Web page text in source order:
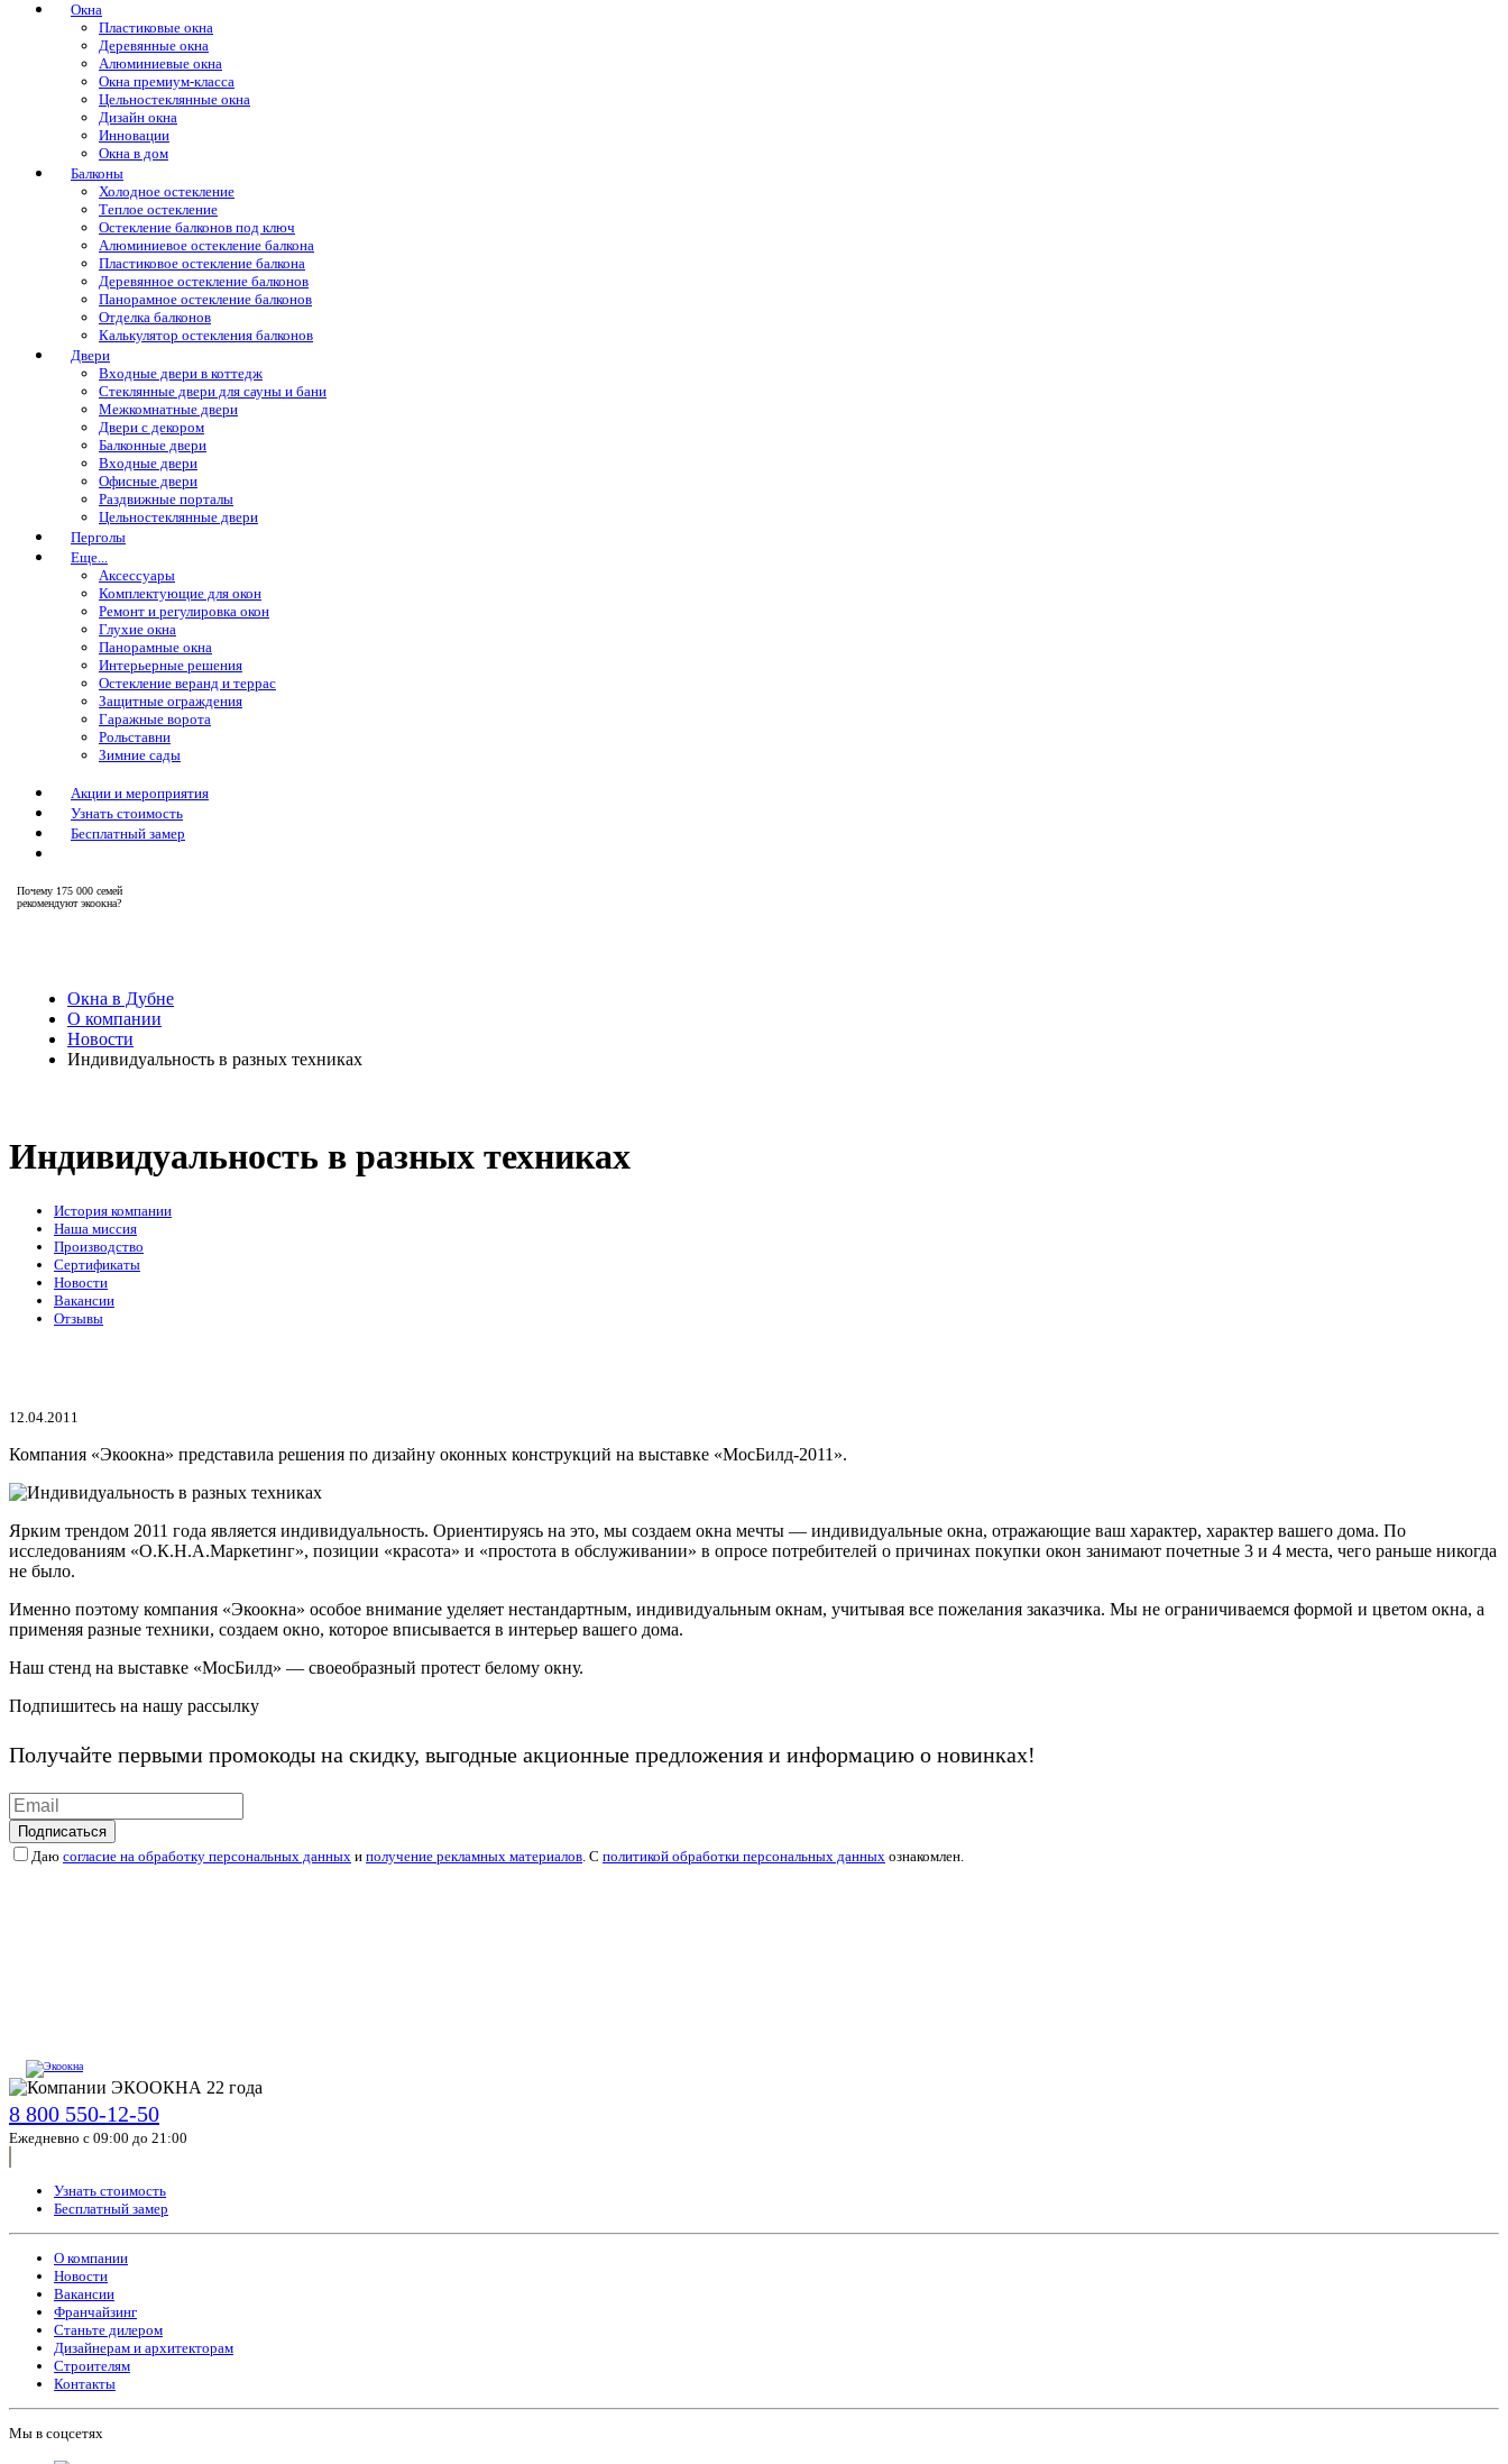
Окна
Пластиковые окна
Деревянные окна
Алюминиевые окна
Окна премиум-класса
Цельностеклянные окна
Дизайн окна
Инновации
Окна в дом
Балконы
Холодное остекление
Теплое остекление
Остекление балконов под ключ
Алюминиевое остекление балкона
Пластиковое остекление балкона
Деревянное остекление балконов
Панорамное остекление балконов
Отделка балконов
Калькулятор остекления балконов
Двери
Входные двери в коттедж
Стеклянные двери для сауны и бани
Межкомнатные двери
Двери с декором
Балконные двери
Входные двери
Офисные двери
Раздвижные порталы
Цельностеклянные двери
Перголы
Еще...
Аксессуары
Комплектующие для окон
Ремонт и регулировка окон
Глухие окна
Панорамные окна
Интерьерные решения
Остекление веранд и террас
Защитные ограждения
Гаражные ворота
Рольставни
Зимние сады
Акции и мероприятия
Узнать стоимость
Бесплатный замер
Почему 175 000 семей
рекомендуют экоокна?
Окна в Дубне
О компании
Новости
Индивидуальность в разных техниках
Индивидуальность в разных техниках
История компании
Наша миссия
Производство
Сертификаты
Новости
Вакансии
Отзывы
12.04.2011
Компания «Экоокна» представила решения по дизайну оконных конструкций на выставке «МосБилд-2011».
Ярким трендом 2011 года является индивидуальность. Ориентируясь на это, мы создаем окна мечты — индивидуальные окна, отражающие ваш характер, характер вашего дома. По
исследованиям «О.К.Н.А.Маркетинг», позиции «красота» и «простота в обслуживании» в опросе потребителей о причинах покупки окон занимают почетные 3 и 4 места, чего раньше никогда
не было.
Именно поэтому компания «Экоокна» особое внимание уделяет нестандартным, индивидуальным окнам, учитывая все пожелания заказчика. Мы не ограничиваемся формой и цветом окна, а
применяя разные техники, создаем окно, которое вписывается в интерьер вашего дома.
Наш стенд на выставке «МосБилд» — своеобразный протест белому окну.
Подпишитесь на нашу рассылку
Получайте первыми промокоды на скидку, выгодные акционные предложения и информацию о новинках!
Подписаться
Даю согласие на обработку персональных данных и получение рекламных материалов . С политикой обработки персональных данных ознакомлен.
8 800 550-12-50
Ежедневно с 09:00 до 21:00
Узнать стоимость
Бесплатный замер
О компании
Новости
Вакансии
Франчайзинг
Станьте дилером
Дизайнерам и архитекторам
Строителям
Контакты
Мы в соцсетях